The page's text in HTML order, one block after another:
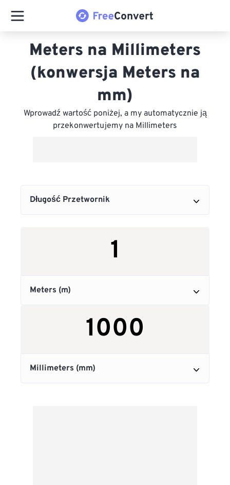
Meters na Millimeters
(konwersja Meters na
mm)
Wprowadź wartość poniżej, a my automatycznie ją
przekonwertujemy na Millimeters